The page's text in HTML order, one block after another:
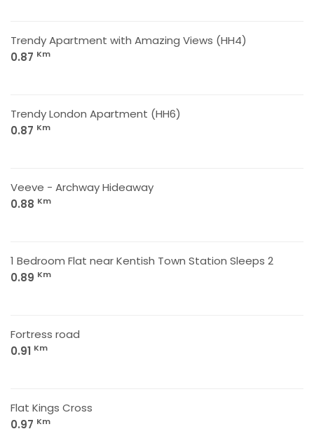
Trendy Apartment with Amazing Views (HH4)
0.87 Km
Trendy London Apartment (HH6)
0.87 Km
Veeve - Archway Hideaway
0.88 Km
1 Bedroom Flat near Kentish Town Station Sleeps 2
0.89 Km
Fortress road
0.91 Km
Flat Kings Cross
0.97 Km